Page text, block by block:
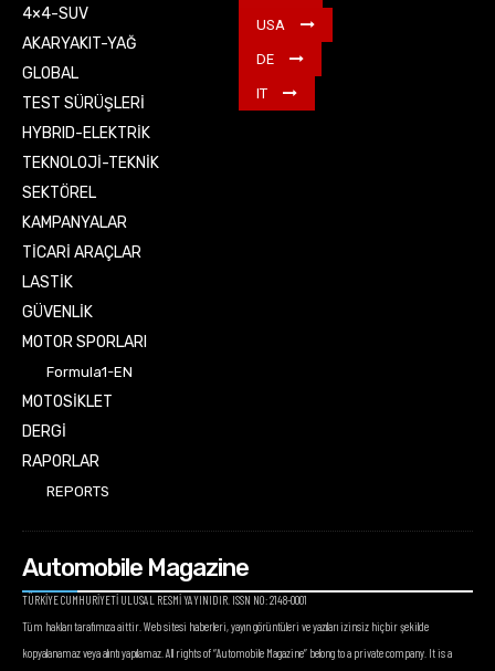
4×4-SUV
AKARYAKIT-YAĞ
GLOBAL
TEST SÜRÜŞLERİ
HYBRID-ELEKTRİK
TEKNOLOJİ-TEKNİK
SEKTÖREL
KAMPANYALAR
TİCARİ ARAÇLAR
LASTİK
GÜVENLİK
MOTOR SPORLARI
Formula1-EN
MOTOSİKLET
DERGİ
RAPORLAR
REPORTS
USA
DE
IT
Automobile Magazine
TÜRKİYE CUMHURİYETİ ULUSAL RESMİ YAYINIDIR. ISSN NO: 2148-0001
Tüm hakları tarafımıza aittir. Web sitesi haberleri, yayın görüntüleri ve yazıları izinsiz hiçbir şekilde
kopyalanamaz veya alıntı yapılamaz. All rights of “Automobile Magazine” belong to a private company. It is a